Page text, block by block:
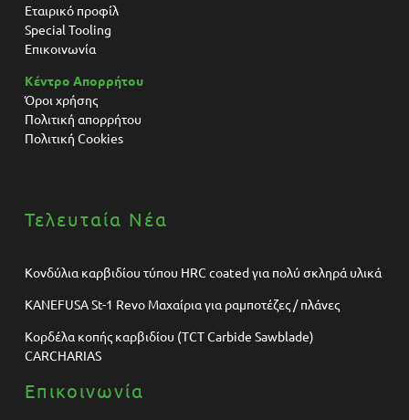
Εταιρικό προφίλ
Special Tooling
Επικοινωνία
Κέντρο Απορρήτου
Όροι χρήσης
Πολιτική απορρήτου
Πολιτική Cookies
Τελευταία Νέα
Κονδύλια καρβιδίου τύπου HRC coated για πολύ σκληρά υλικά
KANEFUSA St-1 Revo Μαχαίρια για ραμποτέζες / πλάνες
Κορδέλα κοπής καρβιδίου (TCT Carbide Sawblade)
CARCHARIAS
Επικοινωνία